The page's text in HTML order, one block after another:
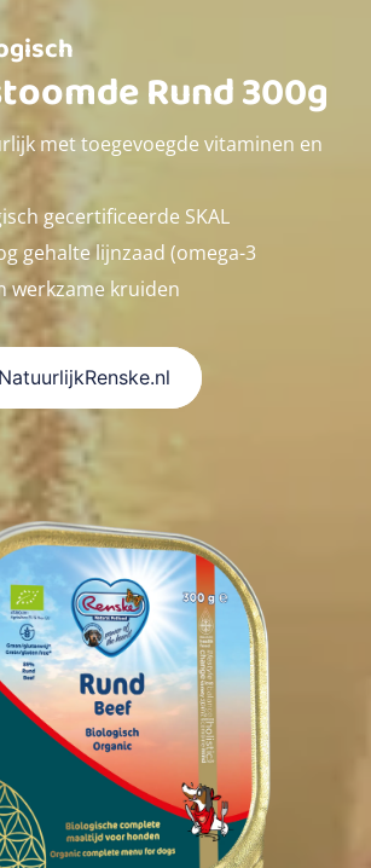
Rund 300g
met toegevoegde vitaminen en
gecertificeerde SKAL
gehalte lijnzaad (omega-3
werkzame kruiden